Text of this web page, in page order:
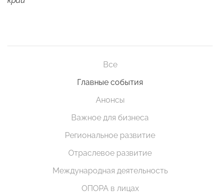
Все
Главные события
Анонсы
Важное для бизнеса
Региональное развитие
Отраслевое развитие
Международная деятельность
ОПОРА в лицах